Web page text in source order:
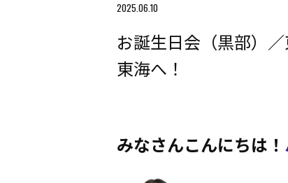
2025.06.10
お誕生日会（黒部）
東海へ！
みなさんこんにちは！